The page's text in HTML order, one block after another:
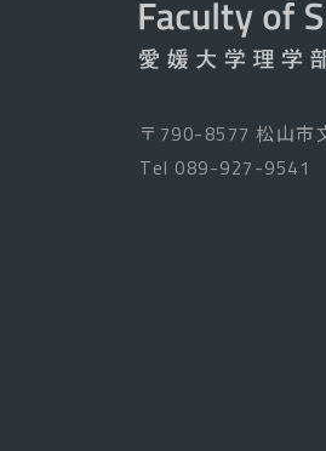
〒790-8577 松山市
Tel 089-927-9541